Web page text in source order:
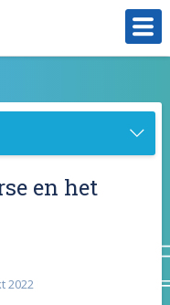
a
en het
2022